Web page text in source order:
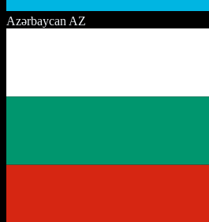
Azərbaycan AZ